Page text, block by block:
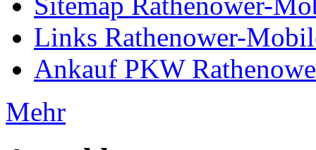
Links Rathenower-
Ankauf PKW
Mehr